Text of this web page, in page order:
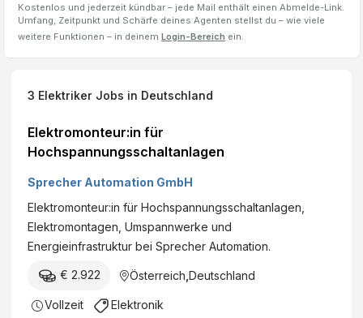
Kostenlos und jederzeit kündbar – jede Mail enthält einen Abmelde-Link.
Umfang, Zeitpunkt und Schärfe deines Agenten stellst du – wie viele
weitere Funktionen – in deinem Login-Bereich ein.
3 Elektriker Jobs in Deutschland
Elektromonteur:in für
Hochspannungsschaltanlagen
Sprecher Automation GmbH
Elektromonteur:in für Hochspannungsschaltanlagen,
Elektromontagen, Umspannwerke und
Energieinfrastruktur bei Sprecher Automation.
€ 2.922 Österreich Deutschland
Vollzeit Elektronik